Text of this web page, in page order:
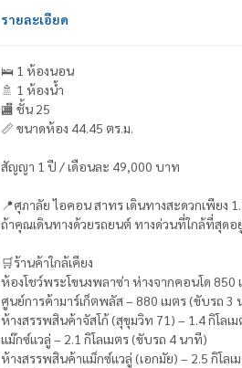
รายละเอียด
🛌 1 ห้องนอน
🚿 1 ห้องน้ำ
🏬 ชั้น 25
📏 ขนาดห้อง 44.45 ตร.ม.
สัญญา 1 ปี / เดือนละ 49,000 บาท
📍ศุภาลัย ไอคอน สาทร เดินทางสะดวกเพียง
ถ้าคุณเดินทางด้วยรถยนต์ ทางด่วนที่ใกล้ที่สุดอ
🛒ร้านค้าใกล้เคียง
ห้องโชว์พระโขนงพลาซ่า ห่างจากคอนโด 850
ศูนย์การค้ามาร์เก็ตพลัส – 880 เมตร (ขับรถ 3
ห้างสรรพสินค้าจัสโก้ (สุขุมวิท 71) – 1.4 กิโลเ
แม๊กซ์แวลู่ – 2.1 กิโลเมตร (ขับรถ 4 นาที)
ห้างสรรพสินค้าแม็กซ์แวลู่ (เอกมัย) – 2.5 กิโล